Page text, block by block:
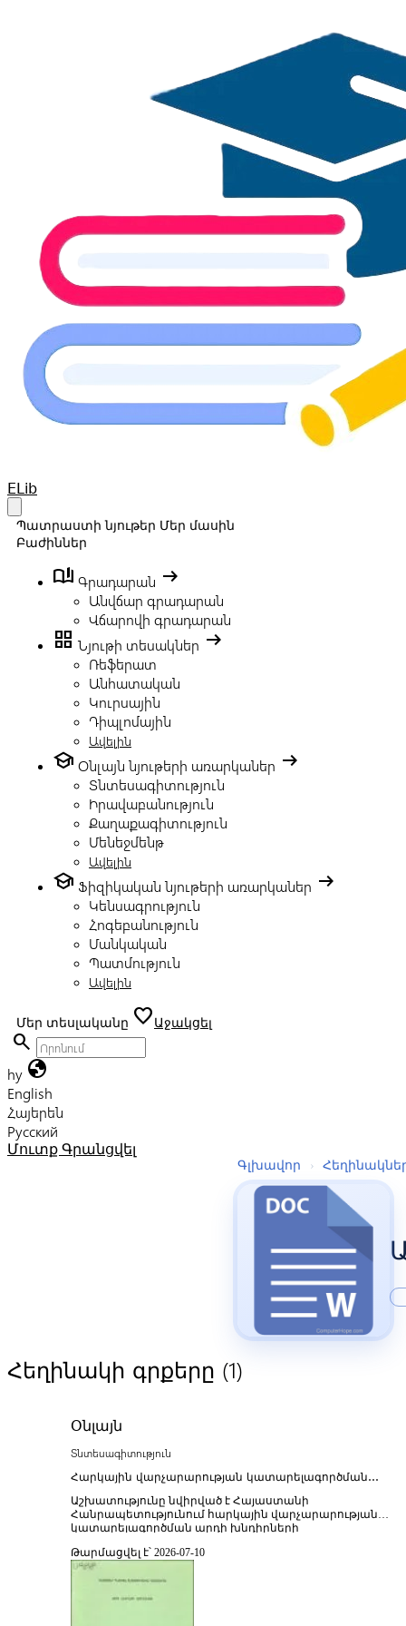
Your Company
ELib
Պատրաստի նյութեր Մեր մասին
Բաժիններ
book_ribbon Գրադարան arrow_right_alt
Անվճար գրադարան
Վճարովի գրադարան
grid_view Նյութի տեսակներ arrow_right_alt
Ռեֆերատ
Անհատական
Կուրսային
Դիպլոմային
Ավելին
school Օնլայն նյութերի առարկաներ arrow_right_alt
Տնտեսագիտություն
Իրավաբանություն
Քաղաքագիտություն
Մենեջմենթ
Ավելին
school Ֆիզիկական նյութերի առարկաներ arrow_right_alt
Կենսագրություն
Հոգեբանություն
Մանկական
Պատմություն
Ավելին
Մեր տեսլականը favoriteԱջակցել
search
hy globe
English
Հայերեն
Русский
Մուտք Գրանցվել
Գլխավոր ›
Հեղինակի գրքերը (1)
Օնլայն
Տնտեսագիտություն
Հարկային վարչարարության կատարելագործման
Աշխատությունը նվիրված է Հայաստանի
Հանրապետությունում հարկային վարչարարության
կատարելագործման արդի խնդիրների
արդյունավետության բարձրացման, հարկային
կարգապահության ամրապնդման և պետական
եկամուտների հավաքագրման որակի բարելավման
հարցերը։ Հեղինակը վերլուծում է հարկային
Թարմացվել է՝ 2026-07-10